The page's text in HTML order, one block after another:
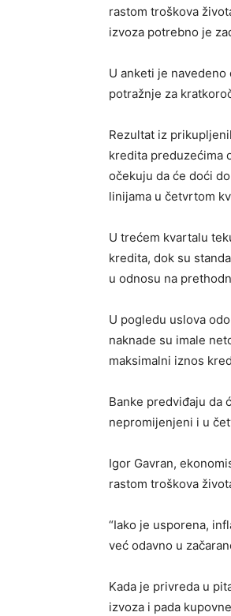
rastom troškova
izvoza potrebno je
U anketi je
potražnje za
Rezultat iz
kredita preduzećima
očekuju da će doći
linijama u četvrtom
U trećem kvartalu
kredita, dok su
u odnosu na
U pogledu uslova
naknade su imale
maksimalni iznos
Banke predviđaju da
nepromijenjeni i u
Igor Gavran,
rastom troškova
“Iako je usporena,
već odavno u
Kada je privreda u
izvoza i pada